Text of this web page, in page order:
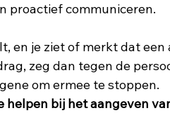
proactief communiceren.
en je ziet of merkt dat
zeg dan tegen de
om ermee te stoppen.
te helpen bij het